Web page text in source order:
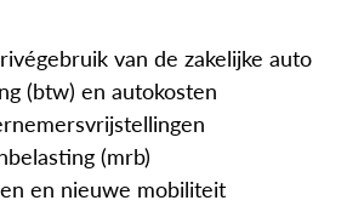
van de zakelijke auto
(btw) en autokosten
(mrb)
en nieuwe mobiliteit